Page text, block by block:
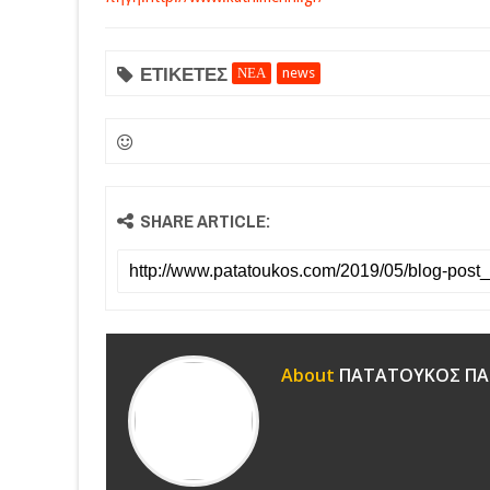
ΕΤΙΚΕΤΕΣ ΝΕΑ news
SHARE ARTICLE:
About ΠΑΤΑΤΟΥΚΟΣ